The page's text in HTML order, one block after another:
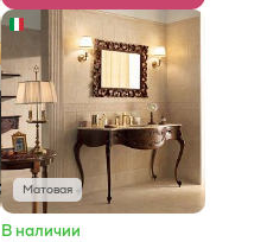
Матовая
В наличии